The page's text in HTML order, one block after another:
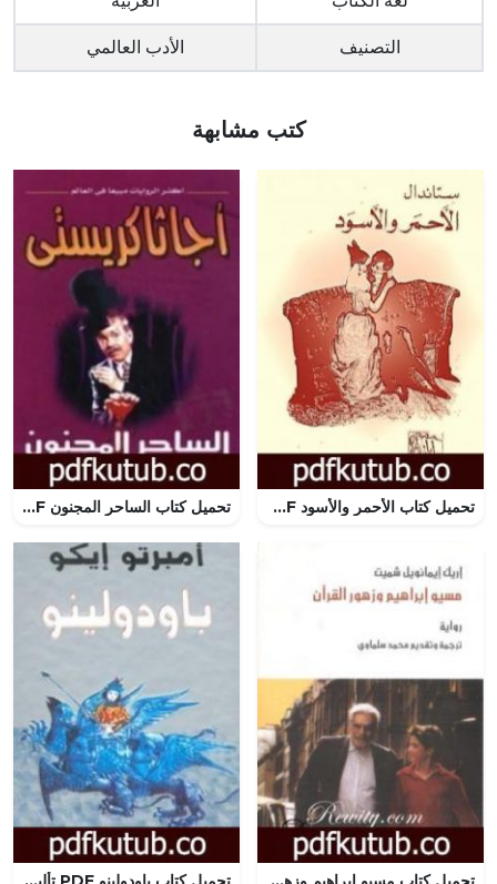
التصنيف الأدب العالمي
كتب مشابهة
تحميل كتاب الأحمر والأسود PDF تأليف ستاندال مجانا [كامل] تحميل كتاب الساحر المجنون PDF تأليف أغاثا كريستي مجانا [كامل]